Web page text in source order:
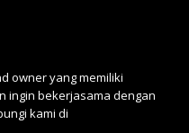
owner yang memiliki
ingin bekerjasama dengan
kami di